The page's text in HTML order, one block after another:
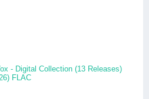
- Digital Collection (13 Releases)
FLAC